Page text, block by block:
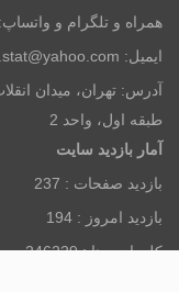
همراه و تلگرام و واتساپ: 4066 769 0912 (رامین کریمی)
ایمیل: kh.stat@yahoo.com
طبقه اول، واحد 2
آمار بازديد سايت
بازديد صفحات : 237
بازديد امروز : 194
كل بازديدها :246229